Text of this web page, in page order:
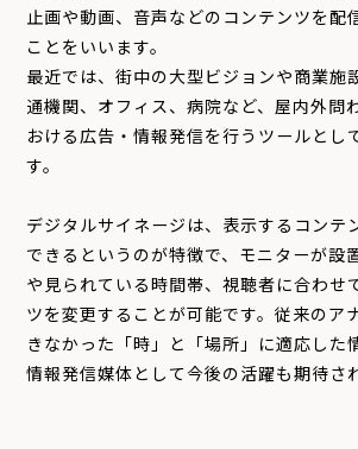
止画や動画、音声などのコンテンツを配
ことをいいます。
最近では、街中の大型ビジョンや商業施
通機関、オフィス、病院など、屋内外問
おける広告・情報発信を行うツールとし
す。
デジタルサイネージは、表示するコンテ
できるというのが特徴で、モニターが設
や見られている時間帯、視聴者に合わせ
ツを変更することが可能です。従来のア
きなかった「時」と「場所」に適応した
情報発信媒体として今後の活躍も期待さ